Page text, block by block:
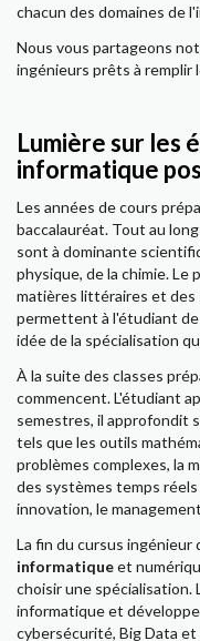
chacun des domaines de
Nous vous partageons
ingénieurs prêts à remplir
Lumière sur les
informatique
Les années de cours
baccalauréat. Tout au
sont à dominante
physique, de la chimie.
matières littéraires et des
permettent à l'étudiant
idée de la spécialisation
À la suite des classes
commencent. L'étudiant
semestres, il approfondit
tels que les outils
problèmes complexes, la
des systèmes temps
innovation, le
La fin du cursus ingénieur
informatiqueet
choisir une spécialisation.
informatique et
cybersécurité, Big Data